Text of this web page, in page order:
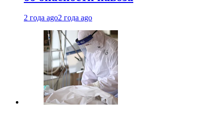
2 года ago2 года ago